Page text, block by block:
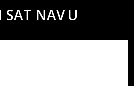
SAT NAV U